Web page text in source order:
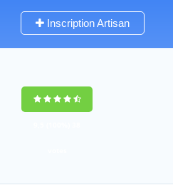
Inscription Artisan